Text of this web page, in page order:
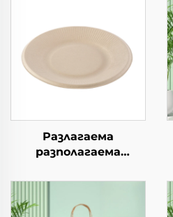
Разлагаема
разполагаема
салата, чашки за
закуски, суши, пица,
хляб, сладоледи,